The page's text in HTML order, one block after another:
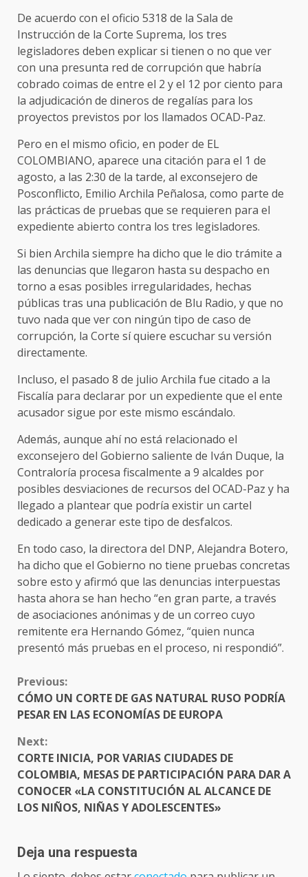
De acuerdo con el oficio 5318 de la Sala de
Instrucción de la Corte Suprema, los tres
legisladores deben explicar si tienen o no que ver
con una presunta red de corrupción que habría
cobrado coimas de entre el 2 y el 12 por ciento para
la adjudicación de dineros de regalías para los
proyectos previstos por los llamados OCAD-Paz.
Pero en el mismo oficio, en poder de EL
COLOMBIANO, aparece una citación para el 1 de
agosto, a las 2:30 de la tarde, al exconsejero de
Posconflicto, Emilio Archila Peñalosa, como parte de
las prácticas de pruebas que se requieren para el
expediente abierto contra los tres legisladores.
Si bien Archila siempre ha dicho que le dio trámite a
las denuncias que llegaron hasta su despacho en
torno a esas posibles irregularidades, hechas
públicas tras una publicación de Blu Radio, y que no
tuvo nada que ver con ningún tipo de caso de
corrupción, la Corte sí quiere escuchar su versión
directamente.
Incluso, el pasado 8 de julio Archila fue citado a la
Fiscalía para declarar por un expediente que el ente
acusador sigue por este mismo escándalo.
Además, aunque ahí no está relacionado el
exconsejero del Gobierno saliente de Iván Duque, la
Contraloría procesa fiscalmente a 9 alcaldes por
posibles desviaciones de recursos del OCAD-Paz y ha
llegado a plantear que podría existir un cartel
dedicado a generar este tipo de desfalcos.
En todo caso, la directora del DNP, Alejandra Botero,
ha dicho que el Gobierno no tiene pruebas concretas
sobre esto y afirmó que las denuncias interpuestas
hasta ahora se han hecho “en gran parte, a través
de asociaciones anónimas y de un correo cuyo
remitente era Hernando Gómez, “quien nunca
presentó más pruebas en el proceso, ni respondió”.
CONTINUE
READING
Previous:
CÓMO UN CORTE DE GAS NATURAL RUSO PODRÍA
PESAR EN LAS ECONOMÍAS DE EUROPA
Next:
CORTE INICIA, POR VARIAS CIUDADES DE
COLOMBIA, MESAS DE PARTICIPACIÓN PARA DAR A
CONOCER «LA CONSTITUCIÓN AL ALCANCE DE
LOS NIÑOS, NIÑAS Y ADOLESCENTES»
Deja una respuesta